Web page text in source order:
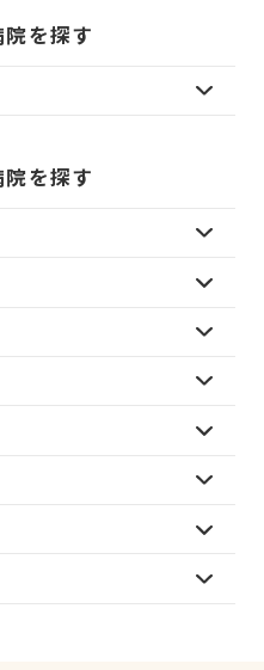
を探す
を探す